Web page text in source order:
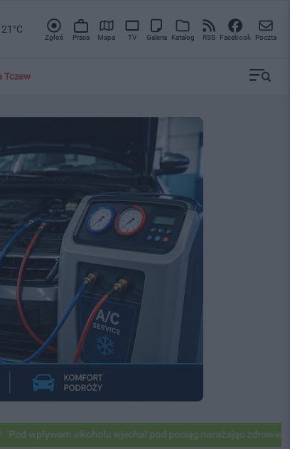
21°C
Zgłoś Praca Mapa TV Galeria Katalog RSS Facebook Poczta
Tczew
alkoholu wjechał pod pociąg narażając zdrowie i życie ok